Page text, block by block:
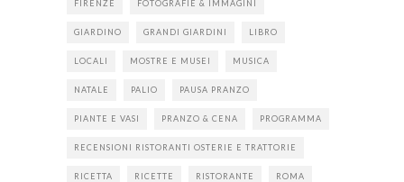
FIRENZE FOTOGRAFIE & IMMAGINI
GIARDINO GRANDI GIARDINI LIBRO
LOCALI MOSTRE E MUSEI MUSICA
NATALE PALIO PAUSA PRANZO
PIANTE E VASI PRANZO & CENA PROGRAMMA
RECENSIONI RISTORANTI OSTERIE E TRATTORIE
RICETTA RICETTE RISTORANTE ROMA